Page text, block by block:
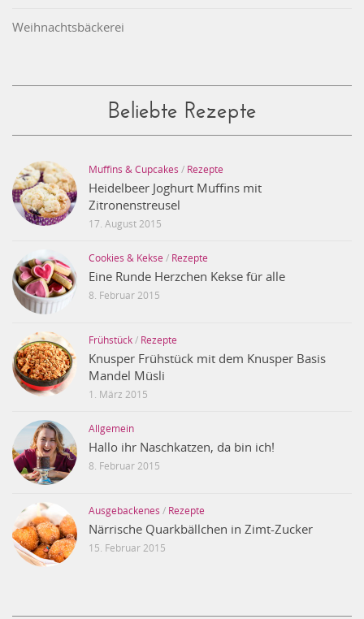
Weihnachtsbäckerei
Beliebte Rezepte
Muffins & Cupcakes / Rezepte
Heidelbeer Joghurt Muffins mit
Zitronenstreusel
17. August 2015
Cookies & Kekse / Rezepte
Eine Runde Herzchen Kekse für alle
8. Februar 2015
Frühstück/ Rezepte
Knusper Frühstück mit dem Knusper Basis
Mandel Müsli
1. März 2015
Allgemein
Hallo ihr Naschkatzen, da bin ich!
8. Februar 2015
Ausgebackenes / Rezepte
Närrische Quarkbällchen in Zimt-Zucker
15. Februar 2015